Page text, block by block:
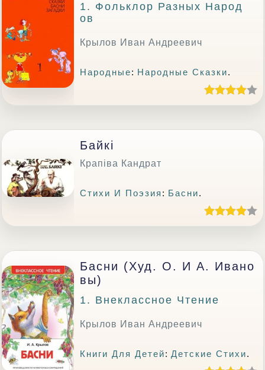
1. Фольклор Разных Народ
Ов
Крылов Иван Андреевич
Народные: Народные Сказки.
Байкі
Крапіва Кандрат
Стихи И Поэзия : Басни.
Басни (худ. О. И А. Ивано
Вы)
1. Внеклассное Чтение
Крылов Иван Андреевич
Книги Для Детей:Детские Стихи.